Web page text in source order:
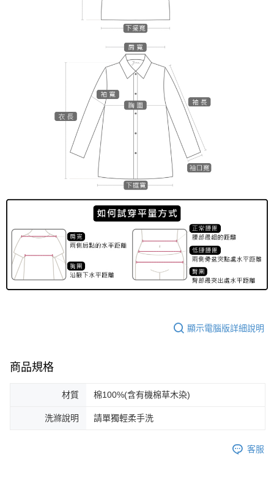
顯示電腦版詳細說明
商品規格
材質 棉100%(含有機棉草木染)
洗滌說明 請單獨輕柔手洗
客服